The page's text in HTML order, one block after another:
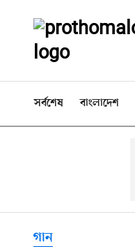
সর্বশেষ বাংলাদেশ
গান